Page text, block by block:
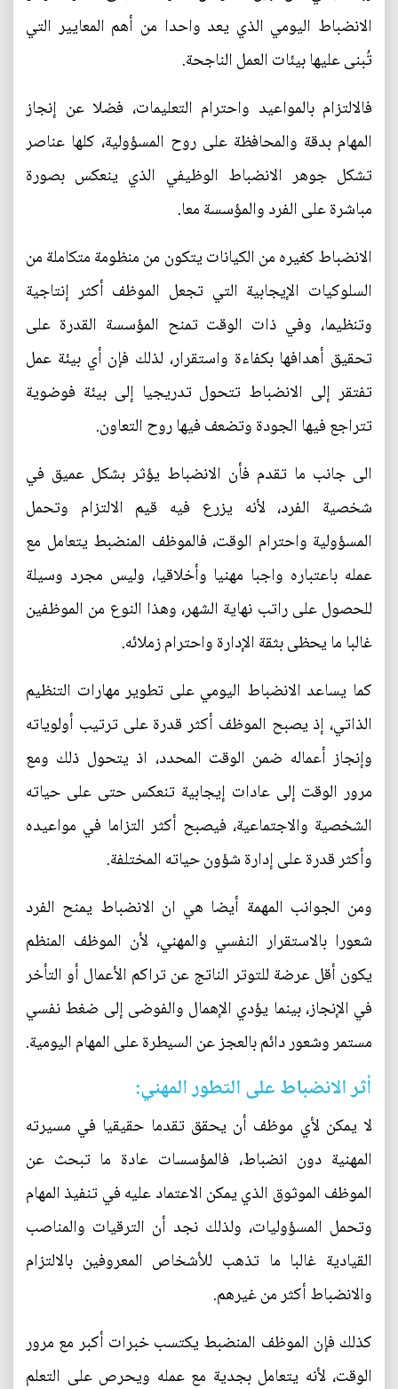
الانضباط اليومي الذي يعد واحدا من أهم المعايير التي
تُبنى عليها بيئات العمل الناجحة.
فالالتزام بالمواعيد واحترام التعليمات، فضلا عن إنجاز
المهام بدقة والمحافظة على روح المسؤولية، كلها عناصر
تشكل جوهر الانضباط الوظيفي الذي ينعكس بصورة
مباشرة على الفرد والمؤسسة معا.
الانضباط كغيره من الكيانات يتكون من منظومة متكاملة من
السلوكيات الإيجابية التي تجعل الموظف أكثر إنتاجية
وتنظيما، وفي ذات الوقت تمنح المؤسسة القدرة على
تحقيق أهدافها بكفاءة واستقرار، لذلك فإن أي بيئة عمل
تفتقر إلى الانضباط تتحول تدريجيا إلى بيئة فوضوية
تتراجع فيها الجودة وتضعف فيها روح التعاون.
الى جانب ما تقدم فأن الانضباط يؤثر بشكل عميق في
شخصية الفرد، لأنه يزرع فيه قيم الالتزام وتحمل
المسؤولية واحترام الوقت، فالموظف المنضبط يتعامل مع
عمله باعتباره واجبا مهنيا وأخلاقيا، وليس مجرد وسيلة
للحصول على راتب نهاية الشهر، وهذا النوع من الموظفين
غالبا ما يحظى بثقة الإدارة واحترام زملائه.
كما يساعد الانضباط اليومي على تطوير مهارات التنظيم
الذاتي، إذ يصبح الموظف أكثر قدرة على ترتيب أولوياته
وإنجاز أعماله ضمن الوقت المحدد، اذ يتحول ذلك ومع
مرور الوقت إلى عادات إيجابية تنعكس حتى على حياته
الشخصية والاجتماعية، فيصبح أكثر التزاما في مواعيده
وأكثر قدرة على إدارة شؤون حياته المختلفة.
ومن الجوانب المهمة أيضا هي ان الانضباط يمنح الفرد
شعورا بالاستقرار النفسي والمهني، لأن الموظف المنظم
يكون أقل عرضة للتوتر الناتج عن تراكم الأعمال أو التأخر
في الإنجاز، بينما يؤدي الإهمال والفوضى إلى ضغط نفسي
مستمر وشعور دائم بالعجز عن السيطرة على المهام اليومية.
أثر الانضباط على التطور المهني:
لا يمكن لأي موظف أن يحقق تقدما حقيقيا في مسيرته
المهنية دون انضباط، فالمؤسسات عادة ما تبحث عن
الموظف الموثوق الذي يمكن الاعتماد عليه في تنفيذ المهام
وتحمل المسؤوليات، ولذلك نجد أن الترقيات والمناصب
القيادية غالبا ما تذهب للأشخاص المعروفين بالالتزام
والانضباط أكثر من غيرهم.
كذلك فإن الموظف المنضبط يكتسب خبرات أكبر مع مرور
الوقت، لأنه يتعامل بجدية مع عمله ويحرص على التعلم